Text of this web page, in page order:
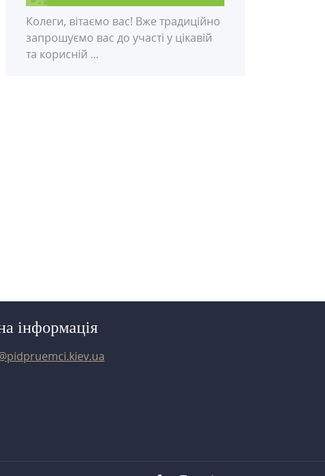
Колеги, вітаємо вас! Вже традиційно
запрошуємо вас до участі у цікавій
та корисній ...
iнформацiя